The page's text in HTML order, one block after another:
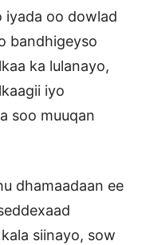
iyada oo dowlad
bandhigeyso
ka lulanayo,
iyo
soo muuqan
dhamaadaan ee
siinayo, sow